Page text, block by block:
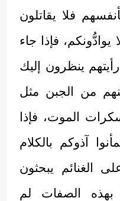
فلا يقاتلون
فإذا جاء
ينظرون إليك
من الجبن مثل
الموت، فإذا
آذوكم بالكلام
الغنائم يبحثون
بهذه الصفات لم